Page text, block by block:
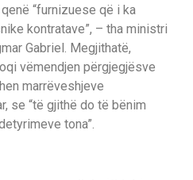
“furnizuese që i ka
kontratave”, – tha ministri
Gabriel. Megjithatë,
vëmendjen përgjegjësve
marrëveshjeve
se “të gjithë do të bënim
tona”.